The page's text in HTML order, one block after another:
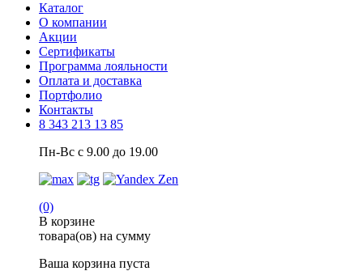
Каталог
О компании
Акции
Сертификаты
Программа лояльности
Оплата и доставка
Портфолио
Контакты
8 343 213 13 85
Пн-Вс с 9.00 до 19.00
(0)
В корзине
товара(ов) на сумму
Ваша корзина пуста